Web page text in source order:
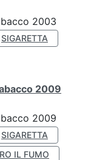
2003
SIGARETTA
2009
2009
SIGARETTA
IL FUMO